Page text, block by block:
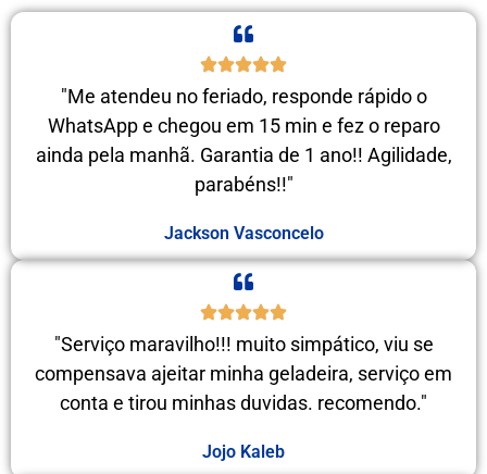
"Me atendeu no feriado, responde rápido o
WhatsApp e chegou em 15 min e fez o reparo
ainda pela manhã. Garantia de 1 ano!! Agilidade,
parabéns!!"
Jackson Vasconcelo
"Serviço maravilho!!! muito simpático, viu se
compensava ajeitar minha geladeira, serviço em
conta e tirou minhas duvidas. recomendo."
Jojo Kaleb